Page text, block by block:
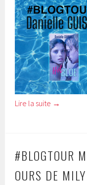
Lire la suite →
#BLOGTOUR
OURS DE